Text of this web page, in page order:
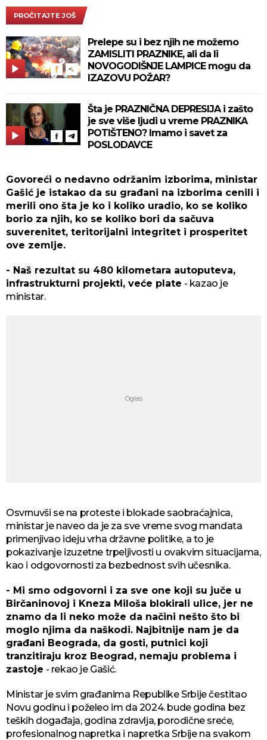
PROČITAJTE JOŠ
Prelepe su i bez njih ne možemo
ZAMISLITI PRAZNIKE, ali da li
NOVOGODIŠNJE LAMPICE mogu da
IZAZOVU POŽAR?
Šta je PRAZNIČNA DEPRESIJA i zašto
je sve više ljudi u vreme PRAZNIKA
POTIŠTENO? Imamo i savet za
POSLODAVCE
Govoreći o nedavno održanim izborima, ministar
Gašić je istakao da su građani na izborima cenili i
merili ono šta je ko i koliko uradio, ko se koliko
borio za njih, ko se koliko bori da sačuva
suverenitet, teritorijalni integritet i prosperitet
ove zemlje.
- Naš rezultat su 480 kilometara autoputeva,
infrastrukturni projekti, veće plate - kazao je
ministar.
Osvrnuvši se na proteste i blokade saobraćajnica,
ministar je naveo da je za sve vreme svog mandata
primenjivao ideju vrha državne politike, a to je
pokazivanje izuzetne trpeljivosti u ovakvim situacijama,
kao i odgovornosti za bezbednost svih učesnika.
- Mi smo odgovorni i za sve one koji su juče u
Birčaninovoj i Kneza Miloša blokirali ulice, jer ne
znamo da li neko može da načini nešto što bi
moglo njima da naškodi. Najbitnije nam je da
građani Beograda, da gosti, putnici koji
tranzitiraju kroz Beograd, nemaju problema i
zastoje - rekao je Gašić.
Ministar je svim građanima Republike Srbije čestitao
Novu godinu i poželeo im da 2024. bude godina bez
teških događaja, godina zdravlja, porodične sreće,
profesionalnog napretka i napretka Srbije na svakom